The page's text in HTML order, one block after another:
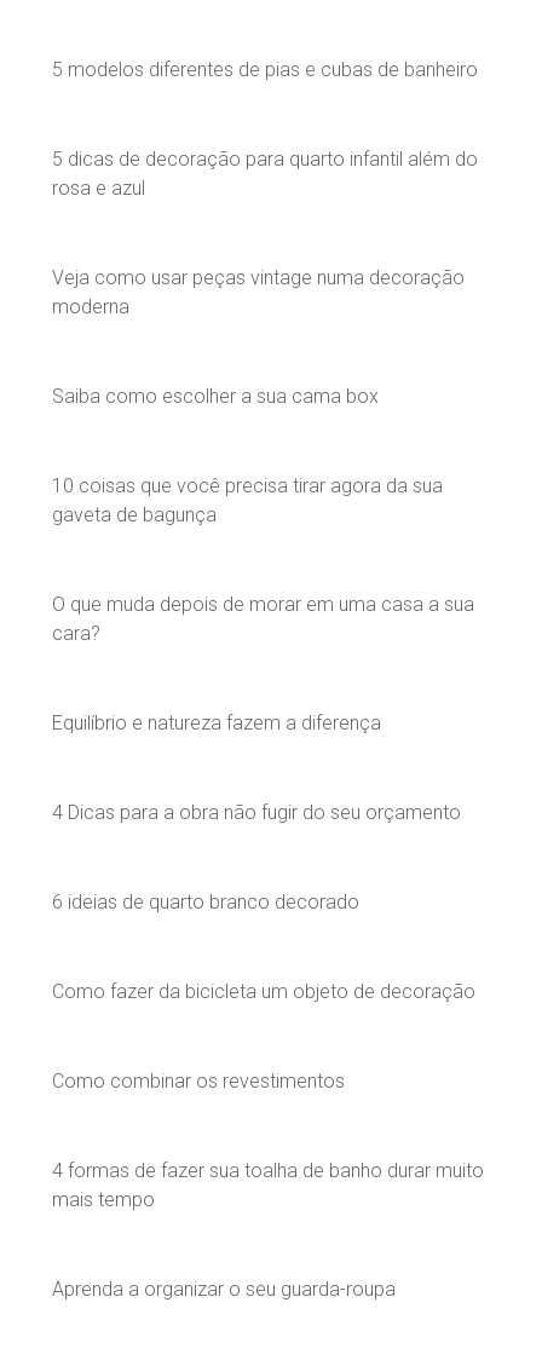
5 modelos diferentes de pias e cubas de banheiro
5 dicas de decoração para quarto infantil além do
rosa e azul
Veja como usar peças vintage numa decoração
moderna
Saiba como escolher a sua cama box
10 coisas que você precisa tirar agora da sua
gaveta de bagunça
O que muda depois de morar em uma casa a sua
cara?
Equilíbrio e natureza fazem a diferença
4 Dicas para a obra não fugir do seu orçamento
6 ideias de quarto branco decorado
Como fazer da bicicleta um objeto de decoração
Como combinar os revestimentos
4 formas de fazer sua toalha de banho durar muito
mais tempo
Aprenda a organizar o seu guarda-roupa